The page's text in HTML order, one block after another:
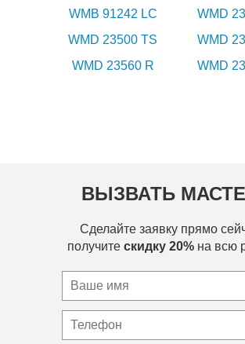
WMB 91242 LC
WMD
WMD 23500 TS
WMD
WMD 23560 R
WMD
ВЫЗВАТЬ
Сделайте заявку прямо
получите скидку 20% на всю